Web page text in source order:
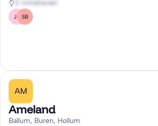
0 initiatieven
JK SB
AM
Ameland
Ballum, Buren, Hollum